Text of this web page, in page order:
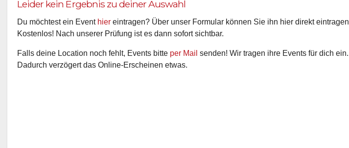
Du möchtest ein Event hier eintragen? Über unser Formular können Sie ihn hier direkt eintragen.
Kostenlos! Nach unserer Prüfung ist es dann sofort sichtbar.
Falls deine Location noch fehlt, Events bitte per Mail senden! Wir tragen ihre Events für dich ein.
Dadurch verzögert das Online-Erscheinen etwas.